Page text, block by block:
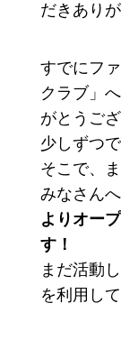
だきあり
すでにフ
クラブ」
がとうご
少しずつ
そこで、
みなさん
よりオー
す！
まだ活動
を利用し